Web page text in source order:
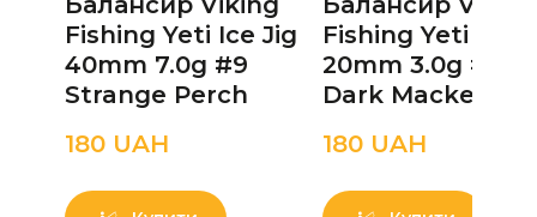
Fishing Yeti Ice Jig
40mm 7.0g #9
Strange Perch
180 UAН
Fishing Yeti Ice
20mm 3.0g #14
Dark Mackerel
180 UAН